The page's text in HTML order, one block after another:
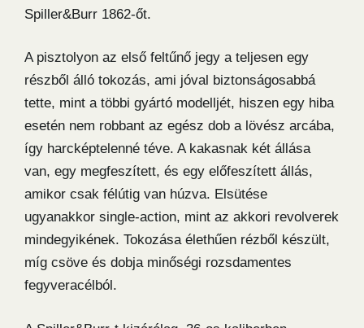
Spiller&Burr 1862-őt.
A pisztolyon az első feltűnő jegy a teljesen egy
részből álló tokozás, ami jóval biztonságosabbá
tette, mint a többi gyártó modelljét, hiszen egy hiba
esetén nem robbant az egész dob a lövész arcába,
így harcképtelenné téve. A kakasnak két állása
van, egy megfeszített, és egy előfeszített állás,
amikor csak félútig van húzva. Elsütése
ugyanakkor single-action, mint az akkori revolverek
mindegyikének. Tokozása élethűen rézből készült,
míg csöve és dobja minőségi rozsdamentes
fegyveracélból.